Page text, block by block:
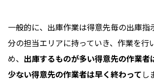
一般的に、出庫作業は得意先毎の出庫指
分の担当エリアに持っていき、作業を行
め、 出庫するものが多い得意先の作業者
少ない得意先の作業者は早く終わってし